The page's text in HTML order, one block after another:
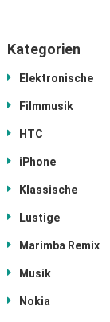
Kategorien
Elektronische
Filmmusik
HTC
iPhone
Klassische
Lustige
Marimba Remix
Musik
Nokia